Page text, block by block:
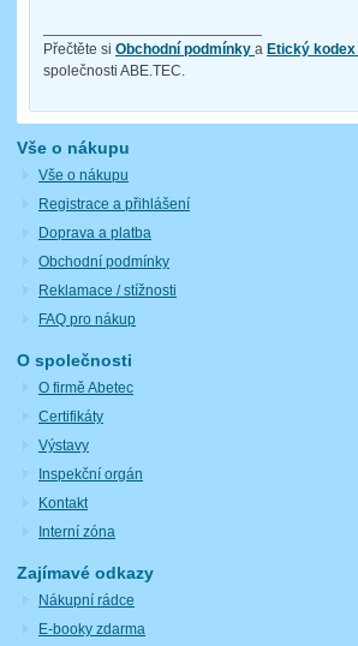
Přečtěte si Obchodní podmínky a Etický kodex
společnosti ABE.TEC.
Vše o nákupu
Vše o nákupu
Registrace a přihlášení
Doprava a platba
Obchodní podmínky
Reklamace / stížnosti
FAQ pro nákup
O společnosti
O firmě Abetec
Certifikáty
Výstavy
Inspekční orgán
Kontakt
Interní zóna
Zajímavé odkazy
Nákupní rádce
E-booky zdarma